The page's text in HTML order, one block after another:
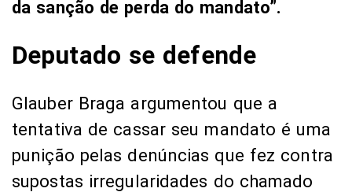
da sanção de perda do mandato”.
Deputado se defende
Glauber Braga argumentou que a
tentativa de cassar seu mandato é uma
punição pelas denúncias que fez contra
supostas irregularidades do chamado